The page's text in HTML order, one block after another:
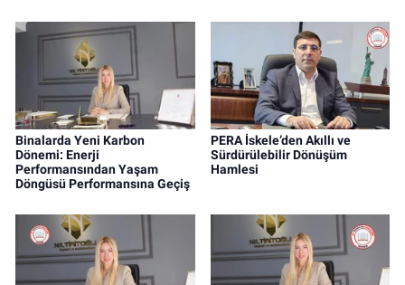
Binalarda Yeni Karbon
Dönemi: Enerji
Performansından Yaşam
Döngüsü Performansına Geçiş
PERA İskele’den Akıllı ve
Sürdürülebilir Dönüşüm
Hamlesi